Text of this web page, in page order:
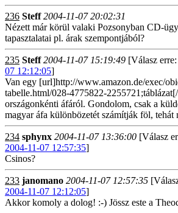
236 Steff 2004-11-07 20:02:31
Nézett már körül valaki Pozsonyban CD-
tapasztalatai pl. árak szempontjából?
235 Steff 2004-11-07 15:19:49 [Válasz erre:
07 12:12:05]
Van egy [url]http://www.amazon.de/exec/
tabelle.html/028-4775822-
országonkénti áfáról. Gondolom, csak a
magyar áfa különbözetét számítják föl, tehát
234 sphynx 2004-11-07 13:36:00 [Válasz
2004-11-07 12:57:35]
Csinos?
233 janomano 2004-11-07 12:57:35
2004-11-07 12:12:05]
Akkor komoly a dolog! :-) Jössz este a